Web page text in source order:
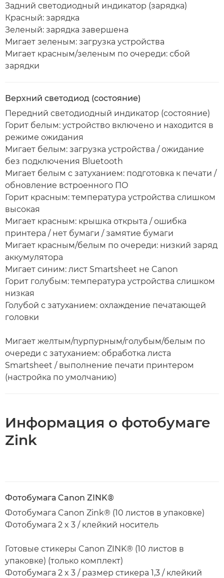
Задний светодиодный индикатор (зарядка)
Красный: зарядка
Зеленый: зарядка завершена
Мигает зеленым: загрузка устройства
Мигает красным/зеленым по очереди: сбой
зарядки
Верхний светодиод (состояние)
Передний светодиодный индикатор (состояние)
Горит белым: устройство включено и находится в
режиме ожидания
Мигает белым: загрузка устройства / ожидание
без подключения Bluetooth
Мигает белым с затуханием: подготовка к печати /
обновление встроенного ПО
Горит красным: температура устройства слишком
высокая
Мигает красным: крышка открыта / ошибка
принтера / нет бумаги / замятие бумаги
Мигает красным/белым по очереди: низкий заряд
аккумулятора
Мигает синим: лист Smartsheet не Canon
Горит голубым: температура устройства слишком
низкая
Голубой с затуханием: охлаждение печатающей
головки
Мигает желтым/пурпурным/голубым/белым по
очереди с затуханием: обработка листа
Smartsheet / выполнение печати принтером
(настройка по умолчанию)
Информация о фотобумаге
Zink
Фотобумага Canon ZINK®
Фотобумага Canon Zink® (10 листов в упаковке)
Фотобумага 2 x 3 / клейкий носитель
Готовые стикеры Canon ZINK® (10 листов в
упаковке) (только комплект)
Фотобумага 2 x 3 / размер стикера 1,3 / клейкий